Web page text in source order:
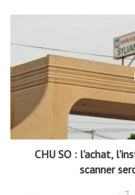
CHU SO : l'achat,
scanner